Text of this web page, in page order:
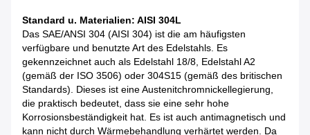
Standard u. Materialien: AISI 304L
Das SAE/ANSI 304 (AISI 304) ist die am häufigsten
verfügbare und benutzte Art des Edelstahls. Es
gekennzeichnet auch als Edelstahl 18/8, Edelstahl A2
(gemäß der ISO 3506) oder 304S15 (gemäß des britischen
Standards). Dieses ist eine Austenitchromnickellegierung,
die praktisch bedeutet, dass sie eine sehr hohe
Korrosionsbeständigkeit hat. Es ist auch antimagnetisch und
kann nicht durch Wärmebehandlung verhärtet werden. Da